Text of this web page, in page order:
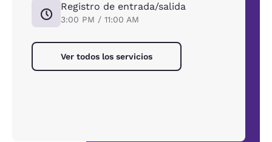
Registro de entrada/salida
3:00 PM / 11:00 AM
Ver todos los servicios